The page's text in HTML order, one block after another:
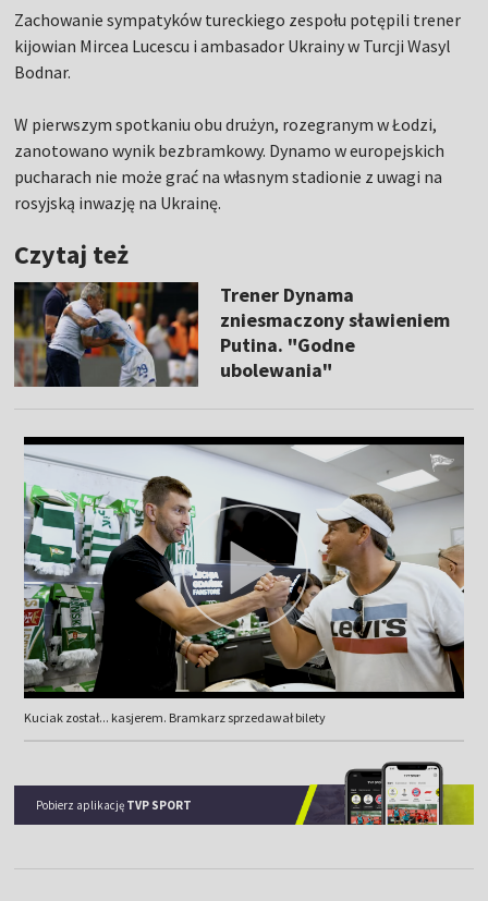
Zachowanie sympatyków tureckiego zespołu potępili trener
kijowian Mircea Lucescu i ambasador Ukrainy w Turcji Wasyl
Bodnar.
W pierwszym spotkaniu obu drużyn, rozegranym w Łodzi,
zanotowano wynik bezbramkowy. Dynamo w europejskich
pucharach nie może grać na własnym stadionie z uwagi na
rosyjską inwazję na Ukrainę.
Czytaj też
Trener Dynama
zniesmaczony sławieniem
Putina. "Godne
ubolewania"
Kuciak został... kasjerem. Bramkarz sprzedawał bilety
Pobierz aplikację TVP SPORT